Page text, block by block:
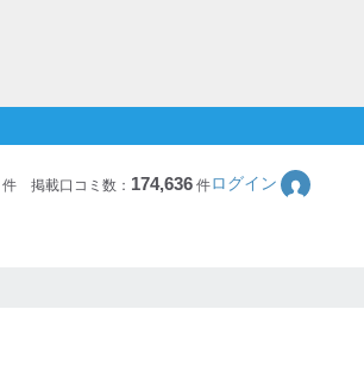
件 掲載口コミ数： 174,636件ログイン